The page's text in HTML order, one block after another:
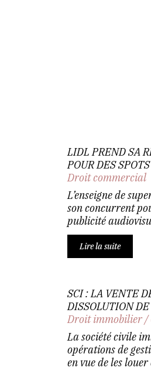
LIDL PREND SA
POUR DES
Droit commercial
L’enseigne de
son concurrent
publicité
Lire la suite
SCI : LA VENTE
DISSOLUTION
Droit immobilier/
La société civile
opérations de
en vue de les